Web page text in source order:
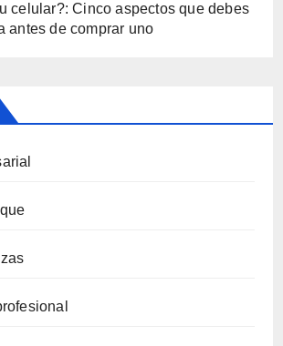
celular?: Cinco aspectos que debes
antes de comprar uno